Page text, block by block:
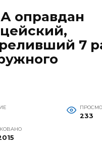
оправдан
7
233